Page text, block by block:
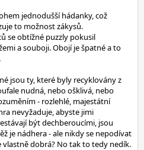
jednodušší hádanky, což
to možnost zákysů.
se obtížné puzzly pokusil
a souboji. Obojí je špatné a to
jsou ty, které byly recyklovány z
nudná, nebo ošklivá, nebo
- rozlehlé, majestátní
nevyžaduje, abyste jimi
být dechberoucími, jsou
je nádhera - ale nikdy se nepodívat
dobrá? No tak to tedy nedík.